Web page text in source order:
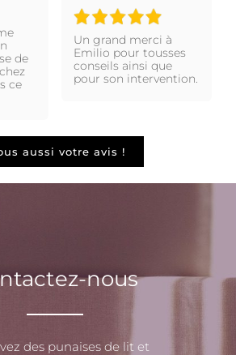
de
ce
Un grand merci à
Emilio pour tousses
conseils ainsi que
pour son intervention.
aussi votre avis !
nous
des punaises de lit et